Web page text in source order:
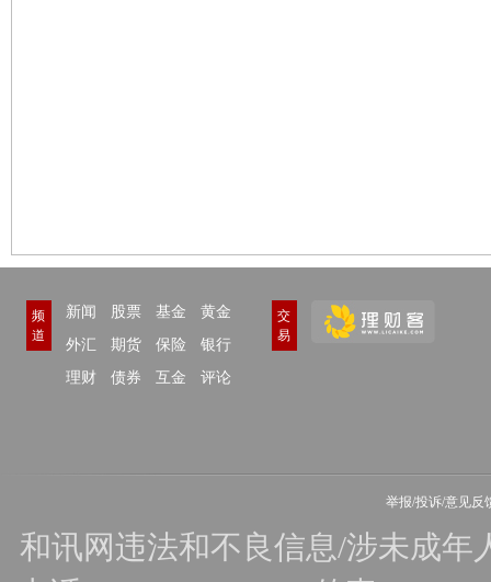
频
道
新闻 股票 基金
黄金
外汇
期货 保险
银行
理财
债券 互金 评论
交
易
举报/投诉/意见反
和讯网违法和不良信息/涉未成年